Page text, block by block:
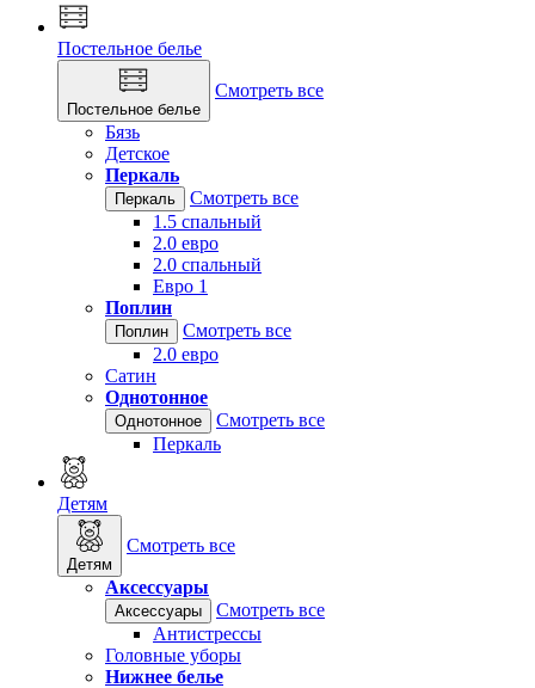
Постельное белье
Постельное белье
Смотреть все
Бязь
Детское
Перкаль
Перкаль
Смотреть все
1.5 спальный
2.0 евро
2.0 спальный
Евро 1
Поплин
Поплин
Смотреть все
2.0 евро
Сатин
Однотонное
Однотонное
Смотреть все
Перкаль
Детям
Детям
Смотреть все
Аксессуары
Аксессуары
Смотреть все
Антистрессы
Головные уборы
Нижнее белье